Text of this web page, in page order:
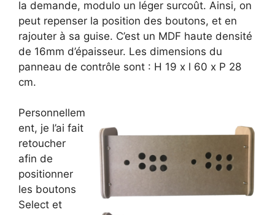
la demande, modulo un léger surcoût. Ainsi, on
peut repenser la position des boutons, et en
rajouter à sa guise. C’est un MDF haute densité
de 16mm d’épaisseur. Les dimensions du
panneau de contrôle sont : H 19 x l 60 x P 28
cm.
Personnellem
ent, je l’ai fait
retoucher
afin de
positionner
les boutons
Select et